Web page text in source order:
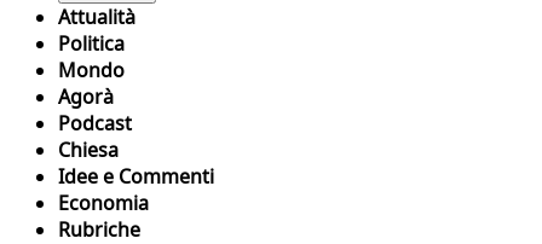
Attualità
Politica
Mondo
Agorà
Podcast
Chiesa
Idee e Commenti
Economia
Rubriche